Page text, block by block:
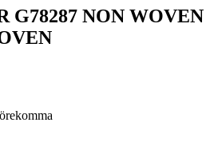
G78287 NON WOVEN